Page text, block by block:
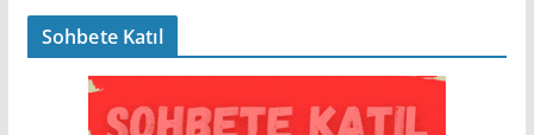
Sohbete Katıl